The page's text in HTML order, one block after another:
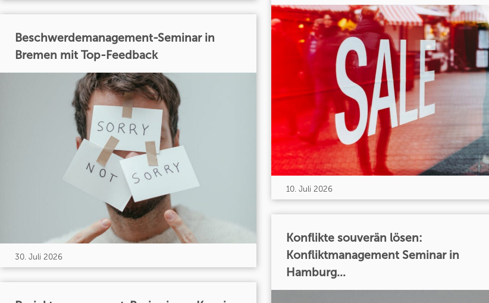
Beschwerdemanagement-Seminar in
Bremen mit Top-Feedback
30. Juli 2026
10. Juli 2026
Konflikte souverän lösen:
Konfliktmanagement Seminar in
Hamburg...